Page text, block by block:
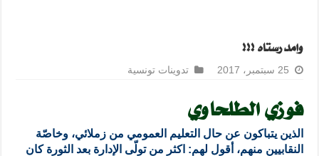
وامدرستاه !!!
25 سبتمبر، 2017 تدوينات تونسية
فوزي الطلحاوي
الذين يتباكون عن حال التعليم العمومي من زملائي، وخاصّة
النقابيين منهم، أقول لهم: اكثر من تولّى الإدارة بعد الثورة كان